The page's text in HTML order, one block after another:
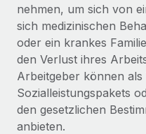
INFRASTRUKTUR
Remote Embedded
Nahtlose Integration
Plattform
Integrierte HR-
Mittelstand
Maßgeschneiderte
Enterprise
Globale HR für
LERNEN MIT REMOTE
Forschung und
Fallstudien
HR-Glossar
Checklisten und
Español
Italiano
Português (Portugal)
日本語
nehmen, um sich von
sich medizinischen
oder ein krankes
den Verlust ihres
Arbeitgeber können als
Sozialleistungspakets
den gesetzlichen
anbieten.